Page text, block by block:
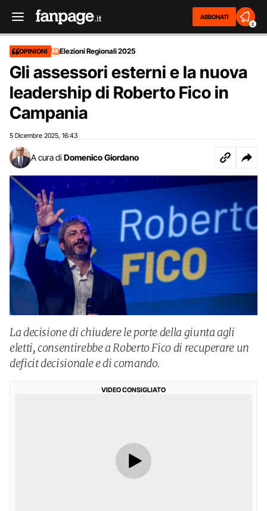
ABBONATI
2
OPINIONI Elezioni Regionali 2025
Gli assessori esterni e la nuova
leadership di Roberto Fico in
Campania
5 Dicembre 2025 16:43
A cura di Domenico Giordano
La decisione di chiudere le porte della giunta agli
eletti, consentirebbe a Roberto Fico di recuperare un
deficit decisionale e di comando.
VIDEO CONSIGLIATO